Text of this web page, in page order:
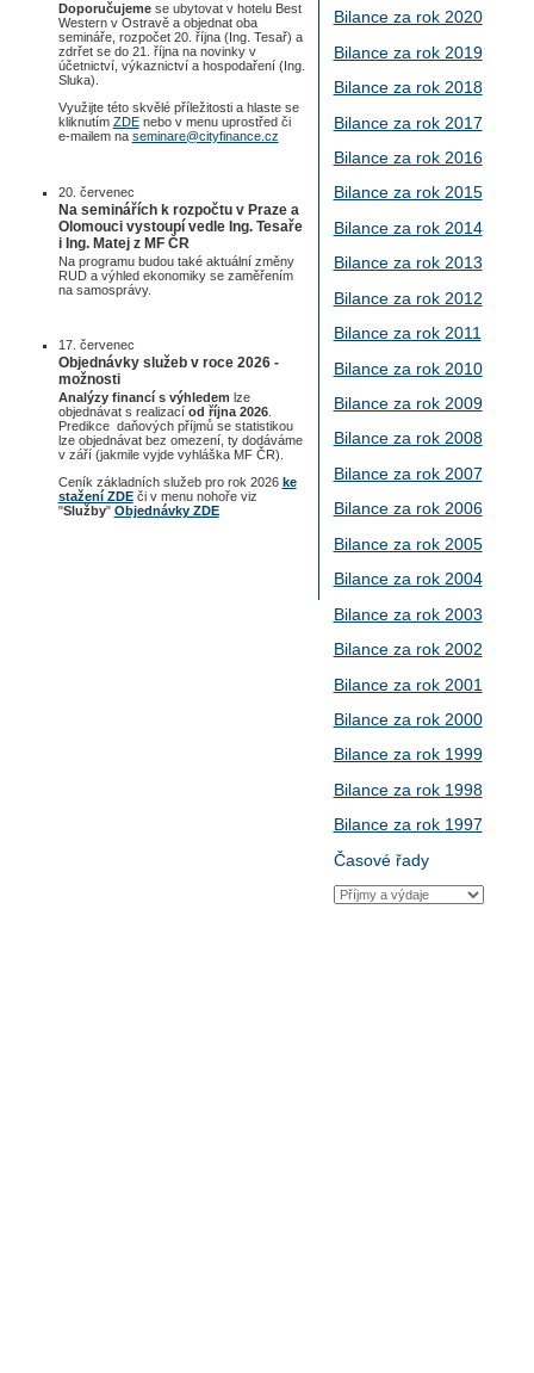
Doporučujemese ubytovat v hotelu Best
Western v Ostravě a objednat oba
semináře, rozpočet 20. října (Ing. Tesař) a
zdrřet se do 21. října na novinky v
účetnictví, výkaznictví a hospodaření (Ing.
Sluka).
Využijte této skvělé příležitosti a hlaste se
kliknutím ZDEnebo v menu uprostřed či
e-mailem na seminare@cityfinance.cz
20. červenec
Na seminářích k rozpočtu v Praze a
Olomouci vystoupí vedle Ing. Tesaře
i Ing. Matej z MF ČR
Na programu budou také aktuální změny
RUD a výhled ekonomiky se zaměřením
na samosprávy.
17. červenec
Objednávky služeb v roce 2026 -
možnosti
Analýzy financí s výhledem lze
objednávat s realizací od října 2026.
Predikce daňových příjmů se statistikou
lze objednávat bez omezení, ty dodáváme
v září (jakmile vyjde vyhláška MF ČR).
Ceník základních služeb pro rok 2026 ke
stažení ZDEči v menu nohoře viz
"Služby" Objednávky ZDE
Bilance za rok 2020
Bilance za rok 2019
Bilance za rok 2018
Bilance za rok 2017
Bilance za rok 2016
Bilance za rok 2015
Bilance za rok 2014
Bilance za rok 2013
Bilance za rok 2012
Bilance za rok 2011
Bilance za rok 2010
Bilance za rok 2009
Bilance za rok 2008
Bilance za rok 2007
Bilance za rok 2006
Bilance za rok 2005
Bilance za rok 2004
Bilance za rok 2003
Bilance za rok 2002
Bilance za rok 2001
Bilance za rok 2000
Bilance za rok 1999
Bilance za rok 1998
Bilance za rok 1997
Časové řady